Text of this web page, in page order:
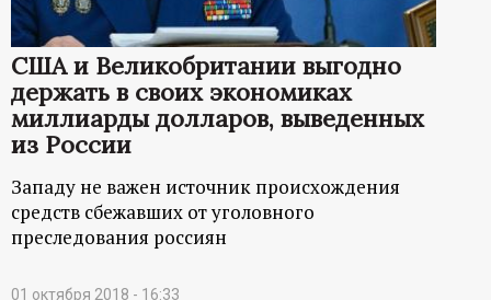
США и Великобритании выгодно
держать в своих экономиках
миллиарды долларов, выведенных
из России
Западу не важен источник происхождения
средств сбежавших от уголовного
преследования россиян
01 октября 2018 - 16:33